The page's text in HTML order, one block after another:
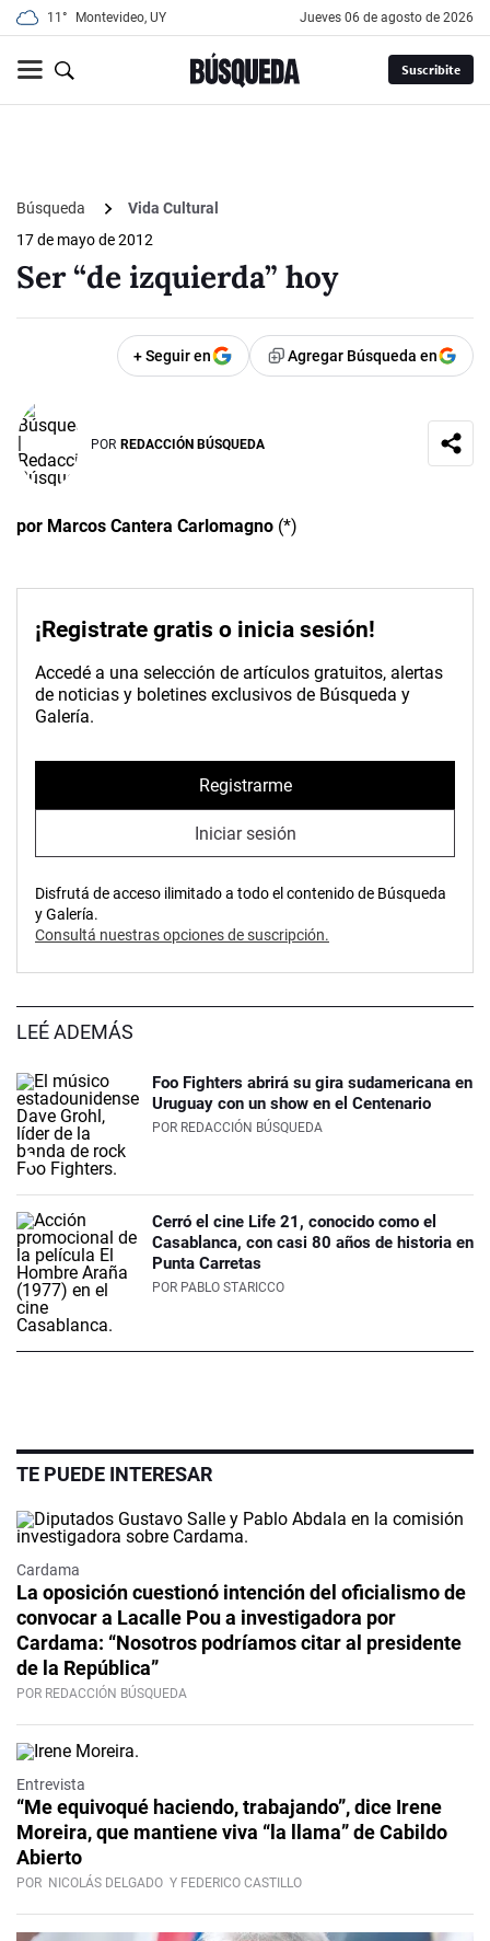
11° Montevideo, UY jueves 06 de agosto de 2026
Suscribite
Búsqueda
Vida Cultural
17 de mayo de 2012
Ser “de izquierda” hoy
+ Seguir en Agregar Búsqueda en
POR REDACCIÓN BÚSQUEDA
por Marcos Cantera Carlomagno (*)
¡Registrate gratis o inicia sesión!
Accedé a una selección de artículos gratuitos, alertas
de noticias y boletines exclusivos de Búsqueda y
Galería.
Registrarme
Iniciar sesión
Disfrutá de acceso ilimitado a todo el contenido de Búsqueda
y Galería.
Consultá nuestras opciones de suscripción.
LEÉ ADEMÁS
Foo Fighters abrirá su gira sudamericana en
Uruguay con un show en el Centenario
POR REDACCIÓN BÚSQUEDA
Cerró el cine Life 21, conocido como el
Casablanca, con casi 80 años de historia en
Punta Carretas
POR PABLO STARICCO
TE PUEDE INTERESAR
Cardama
La oposición cuestionó intención del oficialismo de
convocar a Lacalle Pou a investigadora por
Cardama: “Nosotros podríamos citar al presidente
de la República”
POR REDACCIÓN BÚSQUEDA
Video
Entrevista
“Me equivoqué haciendo, trabajando”, dice Irene
Moreira, que mantiene viva “la llama” de Cabildo
Abierto
POR NICOLÁS DELGADO Y FEDERICO CASTILLO